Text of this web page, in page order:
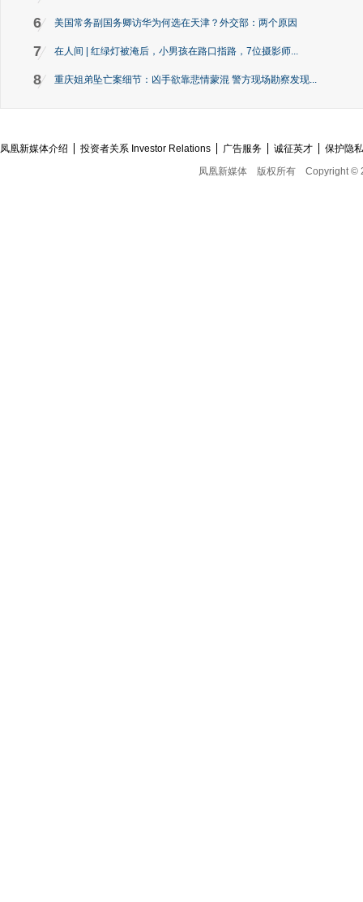
6 美国常务副国务卿访华为何选在天津？外交部：两个原因
7 在人间 | 红绿灯被淹后，小男孩在路口指路，7位摄影师...
8 重庆姐弟坠亡案细节：凶手欲靠悲情蒙混 警方现场勘察发现...
凤凰新媒体介绍 投资者关系 Investor Relations 广告服务 诚征英才
保护隐
凤凰新媒体
版权所有 Copyright ©